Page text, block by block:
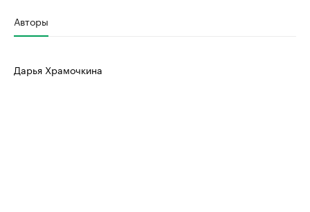
Авторы
Дарья Храмочкина